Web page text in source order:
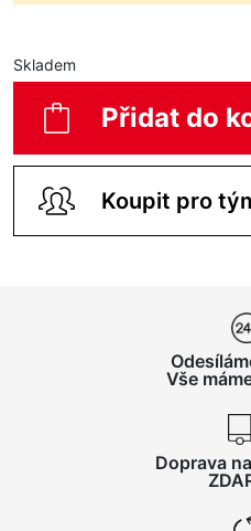
Skladem
Přidat do
Koupit pro
Vše
Doprava